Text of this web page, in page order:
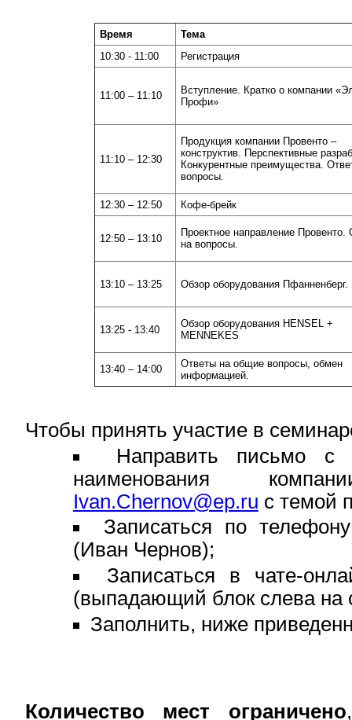
Время
Тема
10:30 - 11:00
Регистрация
11:00 – 11:10
Вступление. Кратко о компании
Профи»
11:10 – 12:30
Продукция компании Провенто –
конструктив. Перспективные
Конкурентные преимущества.
вопросы.
12:30 – 12:50 Кофе-брейк
12:50 – 13:10
Проектное направление Провенто.
на вопросы.
13:10 – 13:25 Обзор оборудования Пфанненберг.
13:25 - 13:40
Обзор оборудования HENSEL +
MENNEKES
13:40 – 14:00
Ответы на общие вопросы, обмен
информацией.
Чтобы принять участие в
Направить письмо
наименования
Ivan.Chernov@ep.ru с темой
Записаться по
(Иван Чернов);
Записаться в чате-
(выпадающий блок слева на
Заполнить, ниже
Количество мест ограничено